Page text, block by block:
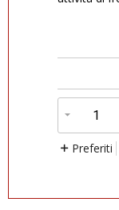
Preferiti